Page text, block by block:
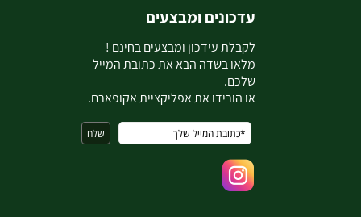
עדכונים ומבצעים
לקבלת עידכון ומבצעים בחינם !
מלאו בשדה הבא את כתובת המייל
שלכם.
או הורידו את אפליקציית אקופארם.